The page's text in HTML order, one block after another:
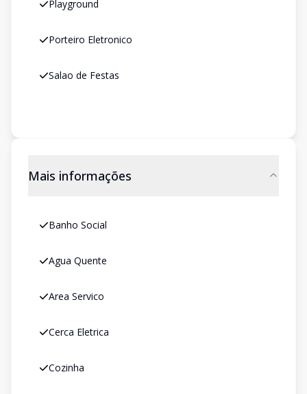
Playground
Porteiro Eletronico
Salao de Festas
Mais informações
Banho Social
Agua Quente
Area Servico
Cerca Eletrica
Cozinha